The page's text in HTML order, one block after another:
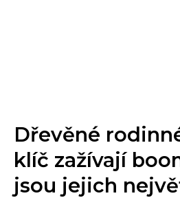
Dřevěné
klíč zažívají
jsou jejich